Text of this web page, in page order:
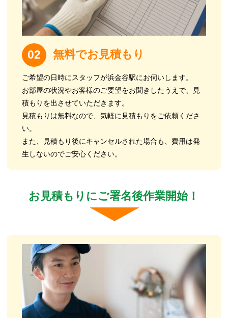
02 無料でお見積もり
ご希望の日時にスタッフが浜金谷駅にお伺いします。
お部屋の状況やお客様のご要望をお聞きしたうえで、見
積もりを出させていただきます。
見積もりは無料なので、気軽に見積もりをご依頼くださ
い。
また、見積もり後にキャンセルされた場合も、費用は発
生しないのでご安心ください。
お見積もりにご署名後作業開始！